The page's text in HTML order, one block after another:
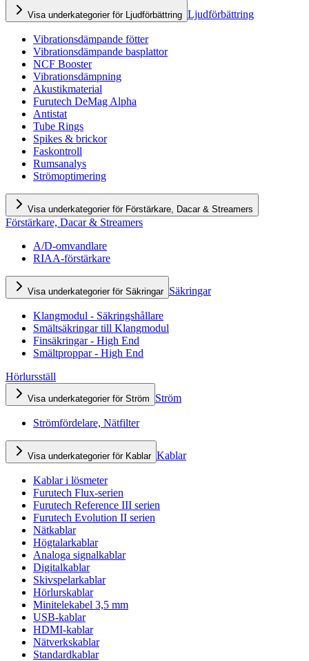
Visa underkategorier för Ljudförbättring Ljudförbättring
Vibrationsdämpande fötter
Vibrationsdämpande basplattor
NCF Booster
Vibrationsdämpning
Akustikmaterial
Furutech DeMag Alpha
Antistat
Tube Rings
Spikes & brickor
Faskontroll
Rumsanalys
Strömoptimering
Visa underkategorier för Förstärkare, Dacar & Streamers
Förstärkare, Dacar & Streamers
A/D-omvandlare
RIAA-förstärkare
Visa underkategorier för Säkringar Säkringar
Klangmodul - Säkringshållare
Smältsäkringar till Klangmodul
Finsäkringar - High End
Smältproppar - High End
Hörlursställ
Visa underkategorier för Ström Ström
Strömfördelare, Nätfilter
Visa underkategorier för Kablar Kablar
Kablar i lösmeter
Furutech Flux-serien
Furutech Reference III serien
Furutech Evolution II serien
Nätkablar
Högtalarkablar
Analoga signalkablar
Digitalkablar
Skivspelarkablar
Hörlurskablar
Minitelekabel 3,5 mm
USB-kablar
HDMI-kablar
Nätverkskablar
Standardkablar